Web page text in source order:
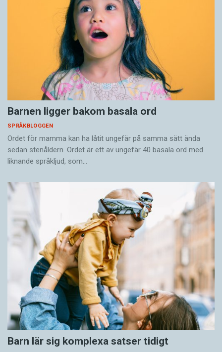
Barnen ligger bakom basala ord
SPRÅKBLOGGEN
Ordet för mamma kan ha låtit ungefär på samma sätt ända
sedan stenåldern. Ordet är ett av ungefär 40 basala ord med
liknande språkljud, som…
Barn lär sig komplexa satser tidigt